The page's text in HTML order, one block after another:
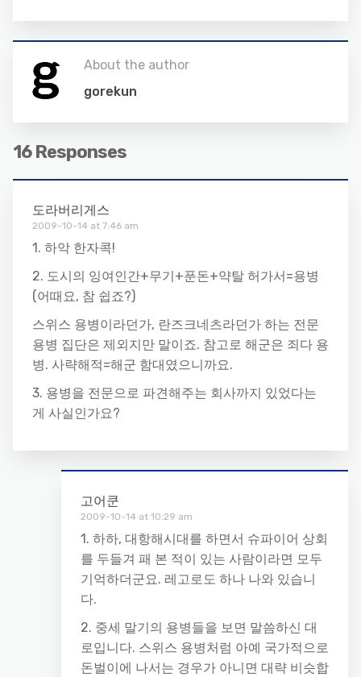
About the author
gorekun
16 Responses
도라버리게스
2009-10-14 at 7:46 am
1. 하악 한자콕!
2. 도시의 잉여인간+무기+푼돈+약탈 허가서=용병
(어때요, 참 쉽죠?)
스위스 용병이라던가, 란즈크네츠라던가 하는 전문
용병 집단은 제외지만 말이죠. 참고로 해군은 죄다 용
병. 사략해적=해군 함대였으니까요.
3. 용병을 전문으로 파견해주는 회사까지 있었다는
게 사실인가요?
고어쿤
2009-10-14 at 10:29 am
1. 하하, 대항해시대를 하면서 슈파이어 상회
를 두들겨 패 본 적이 있는 사람이라면 모두
기억하더군요. 레고로도 하나 나와 있습니
다.
2. 중세 말기의 용병들을 보면 말씀하신 대
로입니다. 스위스 용병처럼 아예 국가적으로
돈벌이에 나서는 경우가 아니면 대략 비슷합